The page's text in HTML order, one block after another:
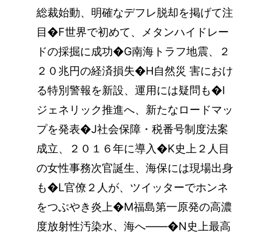
総裁始動、明確なデフレ脱却を掲げて注
目�F世界で初めて、メタンハイドレー
ドの採掘に成功�G南海トラフ地震、２
２０兆円の経済損失�H自然災 害におけ
る特別警報を新設、運用には疑問も�I
ジェネリック推進へ、新たなロードマッ
プを発表�J社会保障・税番号制度法案
成立、２０１６年に導入�K史上２人目
の女性事務次官誕生、海保には現場出身
も�L官僚２人が、ツイッターでホンネ
をつぶやき炎上�M福島第一原発の高濃
度放射性汚染水、海へ――�N史上最高